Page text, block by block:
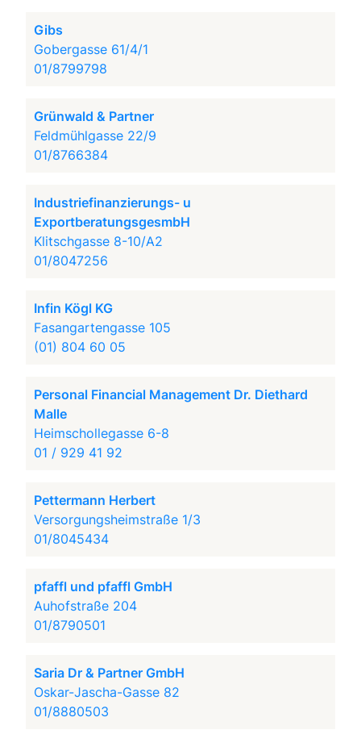
Gibs
Gobergasse 61/4/1
01/8799798
Grünwald & Partner
Feldmühlgasse 22/9
01/8766384
Industriefinanzierungs- u
ExportberatungsgesmbH
Klitschgasse 8-10/A2
01/8047256
Infin Kögl KG
Fasangartengasse 105
(01) 804 60 05
Personal Financial Management Dr. Diethard
Malle
Heimschollegasse 6-8
01 / 929 41 92
Pettermann Herbert
Versorgungsheimstraße 1/3
01/8045434
pfaffl und pfaffl GmbH
Auhofstraße 204
01/8790501
Saria Dr & Partner GmbH
Oskar-Jascha-Gasse 82
01/8880503